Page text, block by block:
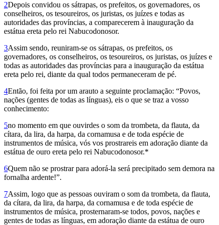
2Depois convidou os sátrapas, os prefeitos, os governadores, os
conselheiros, os tesoureiros, os juristas, os juízes e todas as
autoridades das províncias, a comparecerem à inauguração da
estátua ereta pelo rei Nabucodonosor.
3Assim sendo, reuniram-se os sátrapas, os prefeitos, os
governadores, os conselheiros, os tesoureiros, os juristas, os juízes e
todas as autoridades das províncias para a inauguração da estátua
ereta pelo rei, diante da qual todos permaneceram de pé.
4Então, foi feita por um arauto a seguinte proclamação: “Povos,
nações (gentes de todas as línguas), eis o que se traz a vosso
conhecimento:
5no momento em que ouvirdes o som da trombeta, da flauta, da
cítara, da lira, da harpa, da cornamusa e de toda espécie de
instrumentos de música, vós vos prostrareis em adoração diante da
estátua de ouro ereta pelo rei Nabucodonosor.*
6Quem não se prostrar para adorá-la será precipitado sem demora na
fornalha ardente!”.
7Assim, logo que as pessoas ouviram o som da trombeta, da flauta,
da cítara, da lira, da harpa, da cornamusa e de toda espécie de
instrumentos de música, prosternaram-se todos, povos, nações e
gentes de todas as línguas, em adoração diante da estátua de ouro